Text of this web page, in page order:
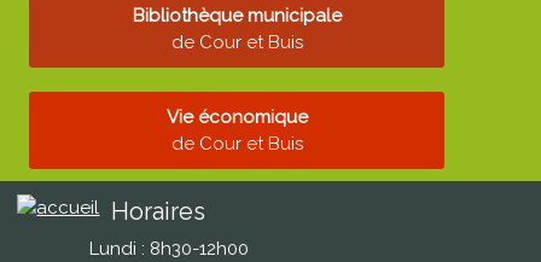
Bibliothèque municipale
de Cour et Buis
Vie économique
de Cour et Buis
Horaires
Lundi : 8h30-12h00